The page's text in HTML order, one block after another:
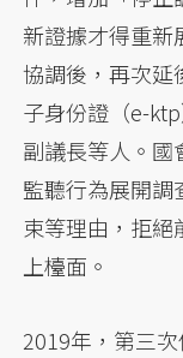
新證據才得重
協調後，再次延
子身份證（e-
副議長等人。國
監聽行為展開調
束等理由，拒絕
上檯面。
2019年，第三